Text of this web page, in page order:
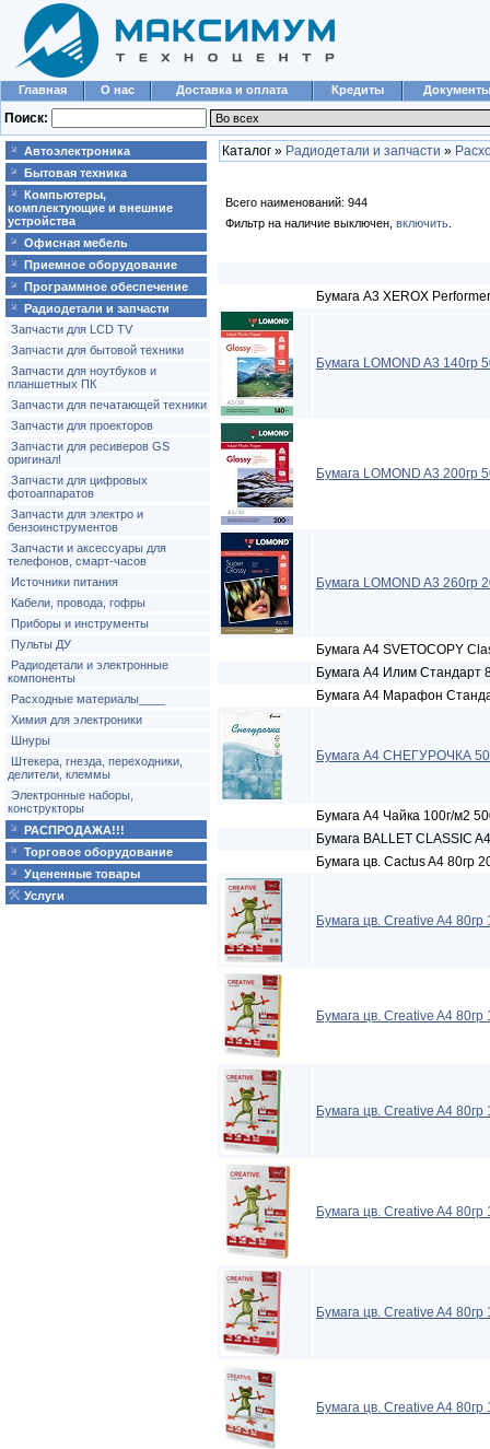
Главная О нас Доставка и оплата Кредиты Документы
Поиск:
Автоэлектроника
Бытовая техника
Компьютеры,
комплектующие и внешние
устройства
Офисная мебель
Приемное оборудование
Программное обеспечение
Радиодетали и запчасти
Запчасти для LCD TV
Запчасти для бытовой техники
Запчасти для ноутбуков и
планшетных ПК
Запчасти для печатающей техники
Запчасти для проекторов
Запчасти для ресиверов GS
оригинал!
Запчасти для цифровых
фотоаппаратов
Запчасти для электро и
бензоинструментов
Запчасти и аксессуары для
телефонов, смарт-часов
Источники питания
Кабели, провода, гофры
Приборы и инструменты
Пульты ДУ
Радиодетали и электронные
компоненты
Расходные материалы____
Химия для электроники
Шнуры
Штекера, гнезда, переходники,
делители, клеммы
Электронные наборы,
конструкторы
РАСПРОДАЖА!!!
Торговое оборудование
Уцененные товары
Услуги
Каталог » Радиодетали и запчасти »
Всего наименований: 944
Фильтр на наличие выключен, включить
Бумага A3 XEROX
Бумага LOMOND A3 140гр
Бумага LOMOND A3 200гр
Бумага LOMOND A3 260гр
Бумага A4 SVETOCOPY
Бумага A4 Илим Стандарт
Бумага A4 Марафон
Бумага A4 СНЕГУРОЧКА
Бумага A4 Чайка 100г/м2
Бумага BALLET CLASSIC
Бумага цв. Cactus A4 80гр
Бумага цв. Creative A4
Бумага цв. Creative A4
Бумага цв. Creative A4
Бумага цв. Creative A4
Бумага цв. Creative A4
Бумага цв. Creative A4